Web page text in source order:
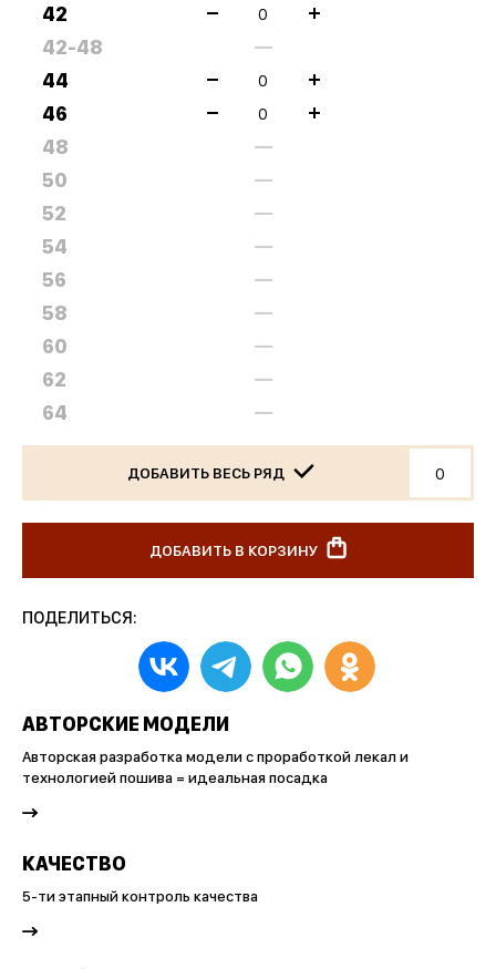
42
42-48
44
46
48
50
52
54
56
58
60
62
64
—
—
—
—
—
—
—
—
—
—
ДОБАВИТЬ ВЕСЬ РЯД
ДОБАВИТЬ В КОРЗИНУ
ПОДЕЛИТЬСЯ:
АВТОРСКИЕ МОДЕЛИ
Авторская разработка модели с проработкой лекал и
технологией пошива = идеальная посадка
КАЧЕСТВО
5-ти этапный контроль качества